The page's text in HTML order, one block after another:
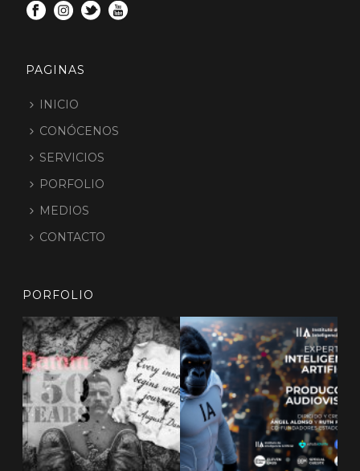
PAGINAS
INICIO
CONÓCENOS
SERVICIOS
PORFOLIO
MEDIOS
CONTACTO
PORFOLIO